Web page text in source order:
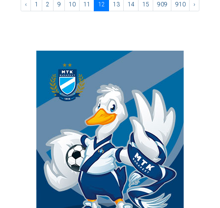
‹ 1 2 9 10 11 12 13 14 15 909 910 ›